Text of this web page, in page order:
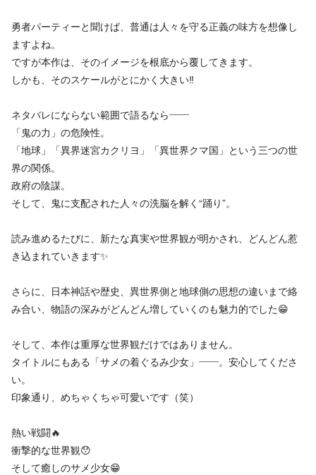
勇者パーティーと聞けば、普通は人々を守る正義の味方を想像し
ますよね。
ですが本作は、そのイメージを根底から覆してきます。
しかも、そのスケールがとにかく大きい‼️
ネタバレにならない範囲で語るなら――
「鬼の力」の危険性。
「地球」「異界迷宮カクリヨ」「異世界クマ国」という三つの世
界の関係。
政府の陰謀。
そして、鬼に支配された人々の洗脳を解く“踊り”。
読み進めるたびに、新たな真実や世界観が明かされ、どんどん惹
き込まれていきます✨️
さらに、日本神話や歴史、異世界側と地球側の思想の違いまで絡
み合い、物語の深みがどんどん増していくのも魅力的でした😁
そして、本作は重厚な世界観だけではありません。
タイトルにもある「サメの着ぐるみ少女」――。安心してくださ
い。
印象通り、めちゃくちゃ可愛いです（笑）
熱い戦闘🔥
衝撃的な世界観😯
そして癒しのサメ少女😁